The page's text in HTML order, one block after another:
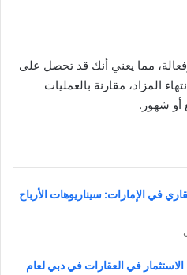
مما يعني أنك قد تحصل على
المزاد، مقارنة بالعمليات
أو شهور.
في الإمارات: سيناريوهات الأرباح
الاستثمار في العقارات في دبي لعام